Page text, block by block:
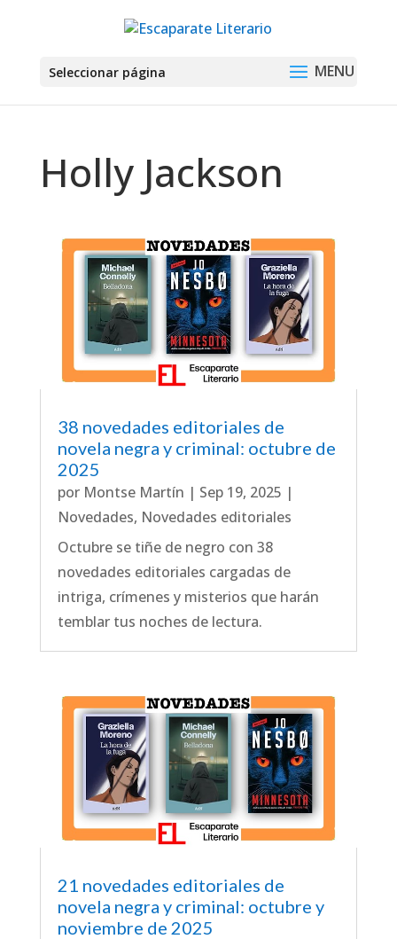
Seleccionar página
Holly Jackson
38 novedades editoriales de
novela negra y criminal: octubre de
2025
por Montse Martín | Sep 19, 2025 |
Novedades, Novedades editoriales
Octubre se tiñe de negro con 38
novedades editoriales cargadas de
intriga, crímenes y misterios que harán
temblar tus noches de lectura.
21 novedades editoriales de
novela negra y criminal: octubre y
noviembre de 2025